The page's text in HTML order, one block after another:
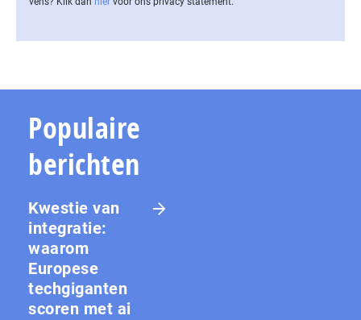
Populaire
berichten
Kwestie van
integratie:
waarom
Europese
techgiganten
scoren met ai